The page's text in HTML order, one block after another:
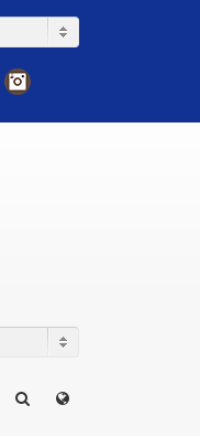
LinkedIn